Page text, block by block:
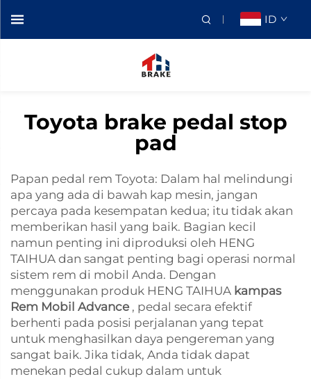
ID
Toyota brake pedal stop
pad
Papan pedal rem Toyota: Dalam hal melindungi
apa yang ada di bawah kap mesin, jangan
percaya pada kesempatan kedua; itu tidak akan
memberikan hasil yang baik. Bagian kecil
namun penting ini diproduksi oleh HENG
TAIHUA dan sangat penting bagi operasi normal
sistem rem di mobil Anda. Dengan
menggunakan produk HENG TAIHUA kampas
Rem Mobil Advance , pedal secara efektif
berhenti pada posisi perjalanan yang tepat
untuk menghasilkan daya pengereman yang
sangat baik. Jika tidak, Anda tidak dapat
menekan pedal cukup dalam untuk